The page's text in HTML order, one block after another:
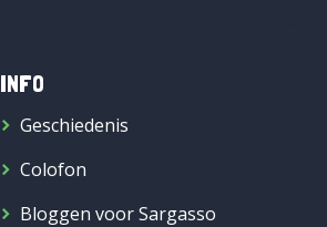
INFO
Geschiedenis
Colofon
Bloggen voor Sargasso